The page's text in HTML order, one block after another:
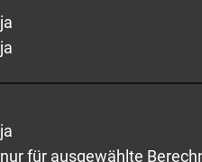
ja
ja
ja
nur für ausgewählte